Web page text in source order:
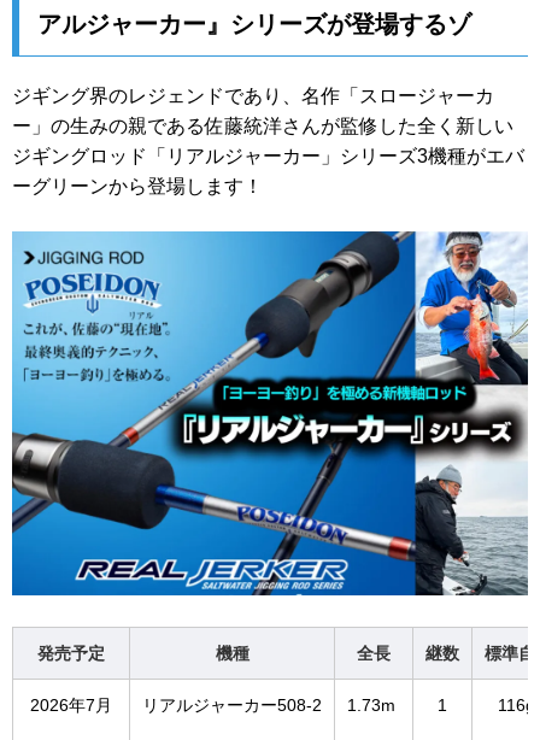
アルジャーカー』シリーズが登場するゾ
ジギング界のレジェンドであり、名作「スロージャーカ
ー」の生みの親である佐藤統洋さんが監修した全く新しい
ジギングロッド「リアルジャーカー」シリーズ3機種がエバ
ーグリーンから登場します！
発売予定 機種 全長 継数 標準自
2026年7月 リアルジャーカー508-2 1.73m 1 116g